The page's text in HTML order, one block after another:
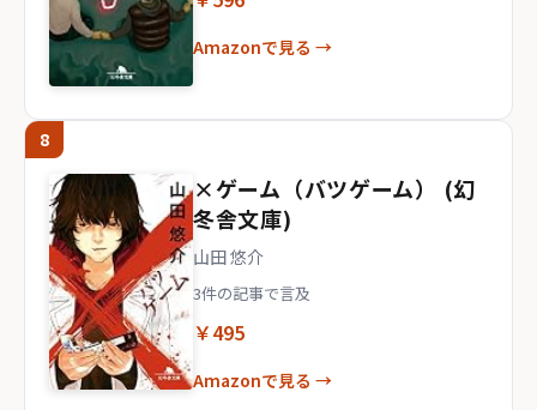
Amazonで見る →
8
×ゲーム（バツゲーム） (幻
冬舎文庫)
山田 悠介
3件の記事で言及
￥495
Amazonで見る →